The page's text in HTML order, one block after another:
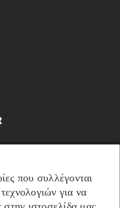
που συλλέγονται
για να